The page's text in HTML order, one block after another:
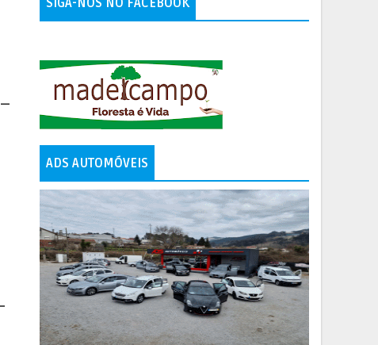
SIGA-NOS NO FACEBOOK
ADS AUTOMÓVEIS